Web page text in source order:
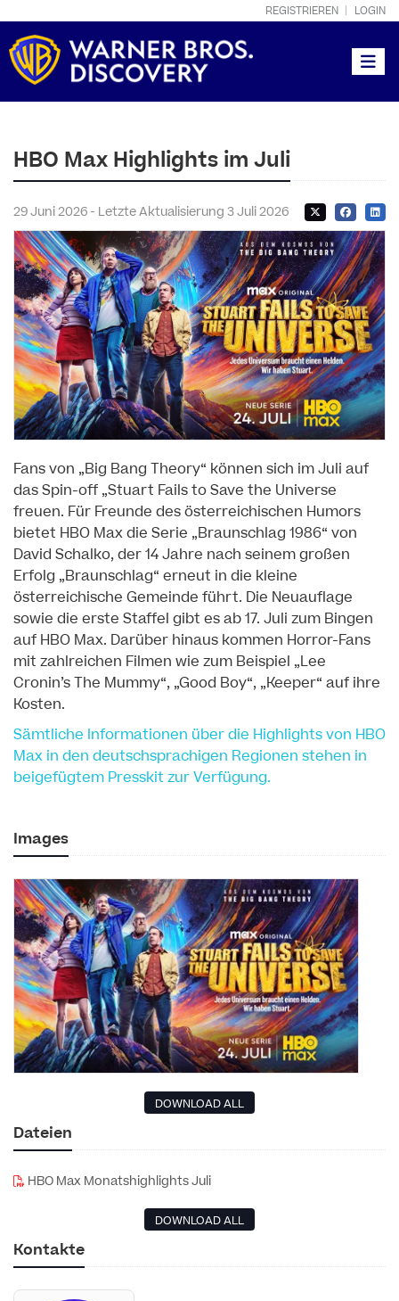
REGISTRIEREN LOGIN
HBO Max Highlights im Juli
29 Juni 2026 - Letzte Aktualisierung 3 Juli 2026
Fans von „Big Bang Theory“ können sich im Juli auf
das Spin-off „Stuart Fails to Save the Universe
freuen. Für Freunde des österreichischen Humors
bietet HBO Max die Serie „Braunschlag 1986“ von
David Schalko, der 14 Jahre nach seinem großen
Erfolg „Braunschlag“ erneut in die kleine
österreichische Gemeinde führt. Die Neuauflage
sowie die erste Staffel gibt es ab 17. Juli zum Bingen
auf HBO Max. Darüber hinaus kommen Horror-Fans
mit zahlreichen Filmen wie zum Beispiel „Lee
Cronin’s The Mummy“, „Good Boy“, „Keeper“ auf ihre
Kosten.
Sämtliche Informationen über die Highlights von HBO
Max in den deutschsprachigen Regionen stehen in
beigefügtem Presskit zur Verfügung.
Images
DOWNLOAD ALL
Dateien
HBO Max Monatshighlights Juli
DOWNLOAD ALL
Kontakte